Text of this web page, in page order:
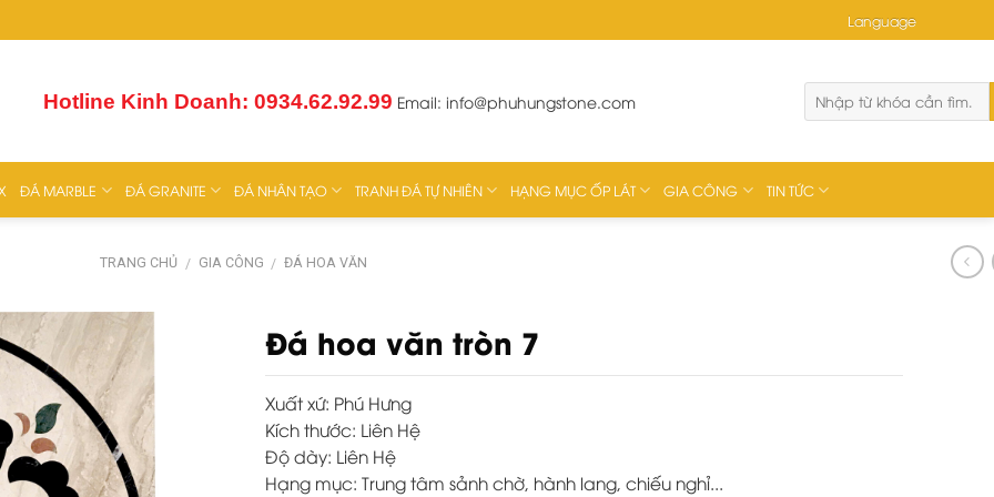
Hotline Kinh Doanh: 0934.62.92.99 Email: info@phuhungstone.com
ĐÁ MARBLE ĐÁ GRANITE ĐÁ NHÂN TẠO TRANH ĐÁ TỰ NHIÊN HẠNG MỤC ỐP LÁT GIA CÔNG TIN TỨC
TRANG CHỦ / GIA CÔNG / ĐÁ HOA VĂN
Đá hoa văn tròn 7
Xuất xứ: Phú Hưng
Kích thước: Liên Hệ
Độ dày: Liên Hệ
Hạng mục: Trung tâm sảnh chờ, hành lang, chiếu nghỉ...
Language